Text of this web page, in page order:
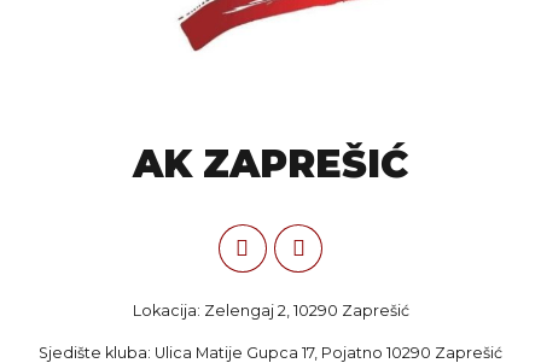
AK ZAPREŠIĆ
Lokacija: Zelengaj 2, 10290 Zaprešić
Sjedište kluba: Ulica Matije Gupca 17, Pojatno 10290 Zaprešić